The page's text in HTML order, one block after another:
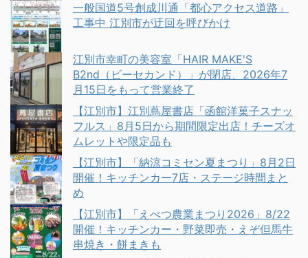
一般国道5号創成川通「都心アクセス道路」
工事中 江別市が迂回を呼びかけ
江別市幸町の美容室「HAIR MAKE'S
B2nd（ビーセカンド）」が閉店、2026年7
月15日をもって営業終了
【江別市】江別蔦屋書店「函館洋菓子スナッ
フルス」8月5日から期間限定出店！チーズオ
ムレットや限定品も
【江別市】「納涼コミセン夏まつり」8月2日
開催！キッチンカー7店・ステージ時間まと
め
【江別市】「えべつ農業まつり2026」8/22
開催！キッチンカー・野菜即売・えぞ但馬牛
串焼き・餅まきも